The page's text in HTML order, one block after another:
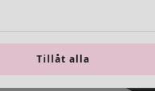
Tillåt alla